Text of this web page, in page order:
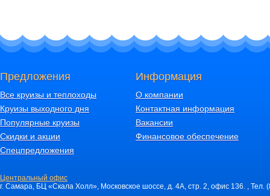
Предложения
Все круизы и теплоходы
Круизы выходного дня
Популярные круизы
Скидки и акции
Спецпредложения
Информация
О компании
Контактная информация
Вакансии
Финансовое обеспечение
Центральный офис
г. Самара, БЦ «Скала Холл», Московское шоссе, д. 4А, стр. 2, офис 136. ,